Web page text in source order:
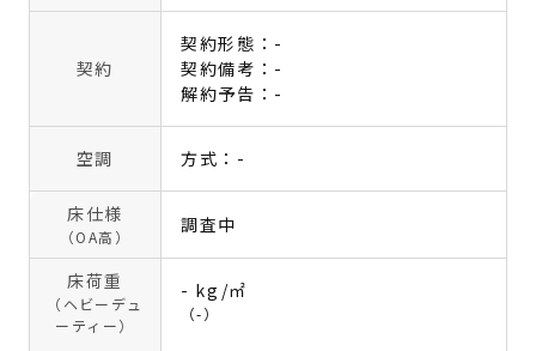
契約
契約形態：-
契約備考：-
解約予告：-
空調 方式：-
床仕様
（OA高）
調査中
床荷重
（ヘビーデュ
ーティー）
- kg/㎡
（-）